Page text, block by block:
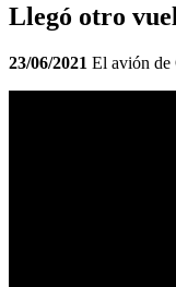
Llegó otro
23/06/2021 El avión de